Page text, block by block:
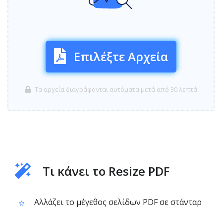
Επιλέξτε Αρχεία
Τα αρχεία διαγράφονται αυτόματα μετά από 30 λεπτά
Τι κάνει το Resize PDF
Αλλάζει το μέγεθος σελίδων PDF σε στάνταρ